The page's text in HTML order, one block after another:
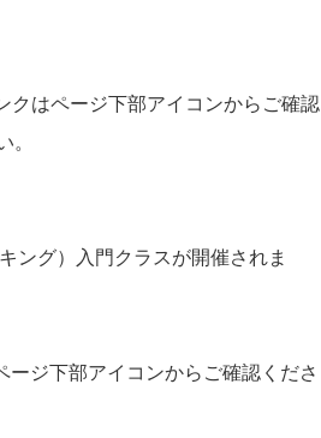
クはページ下部アイコンからご確認
。
ング）入門クラスが開催されま
ージ下部アイコンからご確認くださ